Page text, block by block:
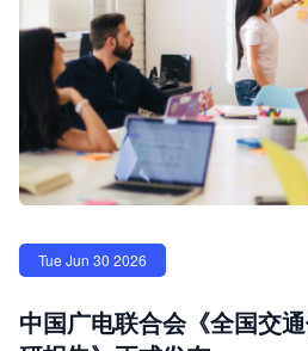
Tue Jun 30 2026
中国广电联合会《全国交